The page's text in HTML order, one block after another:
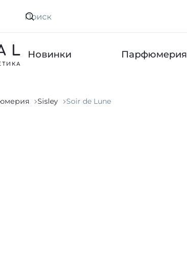
Искать
Новинки Парфюмерия
Sisley Soir de Lune